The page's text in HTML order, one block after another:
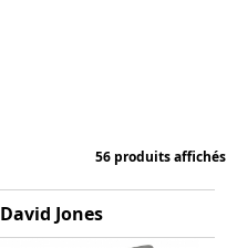
56 produits affichés
David Jones